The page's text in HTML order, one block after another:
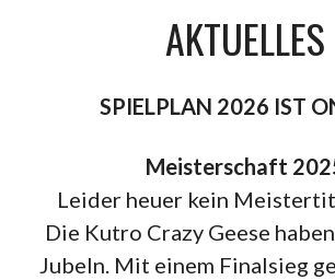
AKTUELLES
SPIELPLAN 2026 IST
Meisterschaft
Leider heuer kein
Die Kutro Crazy Geese
Jubeln. Mit einem Finalsieg